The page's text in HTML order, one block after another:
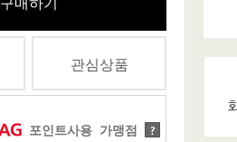
관심상품
포인트사용 가맹점 ?